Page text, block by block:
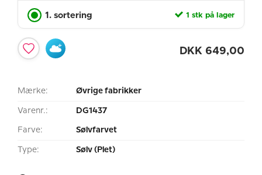
1. sortering 1 stk på lager
DKK 649,00
Mærke: Øvrige fabrikker
Varenr.: DG1437
Farve: Sølvfarvet
Type: Sølv (Plet)